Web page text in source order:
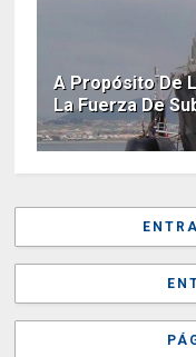
A Propósito De
La Fuerza De